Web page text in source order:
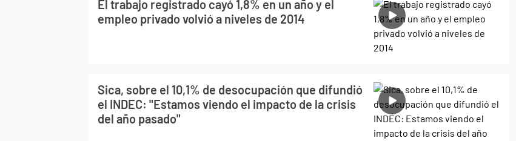
El trabajo registrado cayó 1,8% en un año y el
empleo privado volvió a niveles de 2014
Sica, sobre el 10,1% de desocupación que difundió
el INDEC: "Estamos viendo el impacto de la crisis
del año pasado"